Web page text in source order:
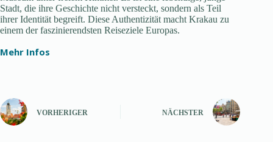
Stadt, die ihre Geschichte nicht versteckt, sondern als Teil
ihrer Identität begreift. Diese Authentizität macht Krakau zu
einem der faszinierendsten Reiseziele Europas.
Mehr Infos
VORHERIGER NÄCHSTER